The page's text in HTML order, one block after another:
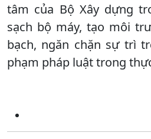
tâm của Bộ Xây dựng
sạch bộ máy, tạo môi
bạch, ngăn chặn sự trì
phạm pháp luật trong